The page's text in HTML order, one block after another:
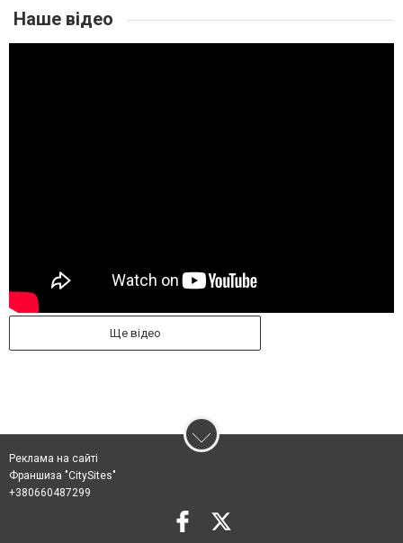
Наше відео
Ще відео
Реклама на сайті
Франшиза "CitySites"
+380660487299